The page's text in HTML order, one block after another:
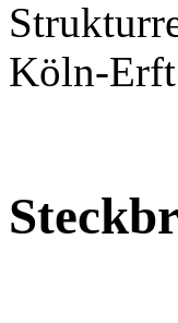
Köln-